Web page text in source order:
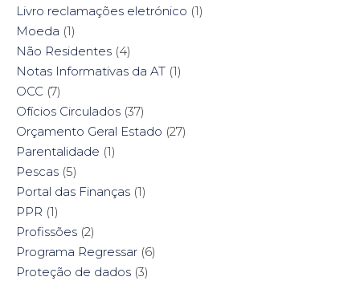
Livro reclamações eletrónico (1)
Moeda (1)
Não Residentes (4)
Notas Informativas da AT (1)
OCC (7)
Ofícios Circulados (37)
Orçamento Geral Estado (27)
Parentalidade (1)
Pescas (5)
Portal das Finanças (1)
PPR (1)
Profissões (2)
Programa Regressar (6)
Proteção de dados (3)